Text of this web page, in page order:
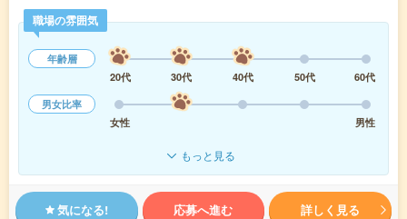
職場の雰囲気
年齢層
20代
30代 40代 50代
60代
男女比率
女性
男性
もっと見る
気になる! 応募へ進む 詳しく見る